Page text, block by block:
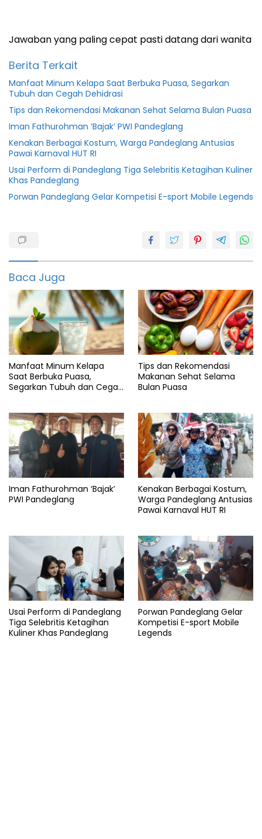
Jawaban yang paling cepat pasti datang dari wanita
Berita Terkait
Manfaat Minum Kelapa Saat Berbuka Puasa, Segarkan
Tubuh dan Cegah Dehidrasi
Tips dan Rekomendasi Makanan Sehat Selama Bulan Puasa
Iman Fathurohman ‘Bajak’ PWI Pandeglang
Kenakan Berbagai Kostum, Warga Pandeglang Antusias
Pawai Karnaval HUT RI
Usai Perform di Pandeglang Tiga Selebritis Ketagihan Kuliner
Khas Pandeglang
Porwan Pandeglang Gelar Kompetisi E-sport Mobile Legends
Baca Juga
Manfaat Minum Kelapa
Saat Berbuka Puasa,
Segarkan Tubuh dan Cegah
Tips dan Rekomendasi
Makanan Sehat Selama
Bulan Puasa
Iman Fathurohman ‘Bajak’
PWI Pandeglang
Kenakan Berbagai Kostum,
Warga Pandeglang Antusias
Pawai Karnaval HUT RI
Usai Perform di Pandeglang
Tiga Selebritis Ketagihan
Kuliner Khas Pandeglang
Porwan Pandeglang Gelar
Kompetisi E-sport Mobile
Legends